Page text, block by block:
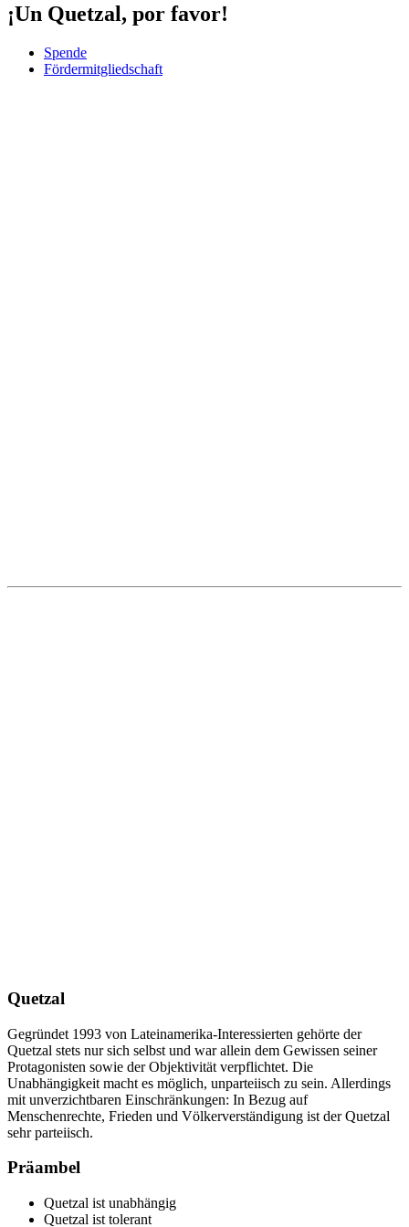
¡Un Quetzal, por favor!
Spende
Fördermitgliedschaft
Quetzal
Gegründet 1993 von Lateinamerika-Interessierten gehörte der
Quetzal stets nur sich selbst und war allein dem Gewissen seiner
Protagonisten sowie der Objektivität verpflichtet. Die
Unabhängigkeit macht es möglich, unparteiisch zu sein. Allerdings
mit unverzichtbaren Einschränkungen: In Bezug auf
Menschenrechte, Frieden und Völkerverständigung ist der Quetzal
sehr parteiisch.
Präambel
Quetzal ist unabhängig
Quetzal ist tolerant